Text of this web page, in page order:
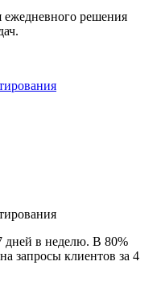
решения
дней в неделю. В 80%
запросы клиентов за 4